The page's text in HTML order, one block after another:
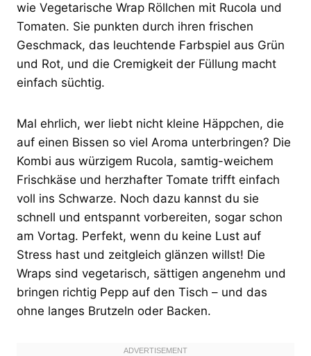
wie Vegetarische Wrap Röllchen mit Rucola und
Tomaten. Sie punkten durch ihren frischen
Geschmack, das leuchtende Farbspiel aus Grün
und Rot, und die Cremigkeit der Füllung macht
einfach süchtig.
Mal ehrlich, wer liebt nicht kleine Häppchen, die
auf einen Bissen so viel Aroma unterbringen? Die
Kombi aus würzigem Rucola, samtig-weichem
Frischkäse und herzhafter Tomate trifft einfach
voll ins Schwarze. Noch dazu kannst du sie
schnell und entspannt vorbereiten, sogar schon
am Vortag. Perfekt, wenn du keine Lust auf
Stress hast und zeitgleich glänzen willst! Die
Wraps sind vegetarisch, sättigen angenehm und
bringen richtig Pepp auf den Tisch – und das
ohne langes Brutzeln oder Backen.